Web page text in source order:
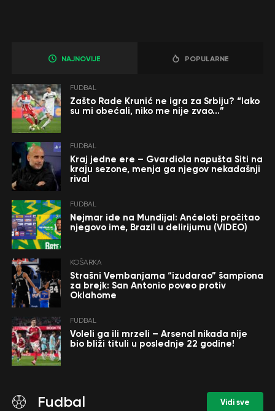
NAJNOVIJE POPULARNE
FUDBAL
Zašto Rade Krunić ne igra za Srbiju? “Iako
su mi obećali, niko me nije zvao…”
FUDBAL
Kraj jedne ere – Gvardiola napušta Siti na
kraju sezone, menja ga njegov nekadašnji
rival
FUDBAL
Nejmar ide na Mundijal: Anćeloti pročitao
njegovo ime, Brazil u delirijumu (VIDEO)
KOŠARKA
Strašni Vembanjama “izudarao” šampiona
za brejk: San Antonio poveo protiv
Oklahome
FUDBAL
Voleli ga ili mrzeli – Arsenal nikada nije
bio bliži tituli u poslednje 22 godine!
Fudbal Vidi sve